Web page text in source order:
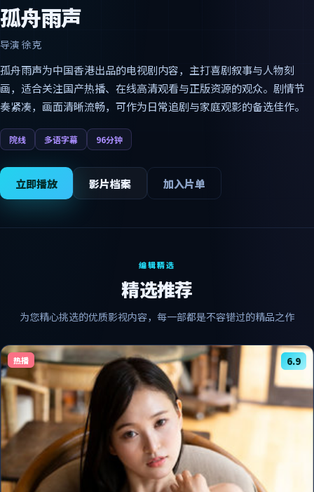
孤舟雨声
导演 徐克
孤舟雨声为中国香港出品的电视剧内容，主打喜剧叙事与人物刻
画，适合关注国产热播、在线高清观看与正版资源的观众。剧情节
奏紧凑，画面清晰流畅，可作为日常追剧与家庭观影的备选佳作。
院线 多语字幕 96分钟
立即播放 影片档案 加入片单
编辑精选
精选推荐
为您精心挑选的优质影视内容，每一部都是不容错过的精品之作
热播 6.9